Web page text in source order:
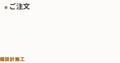
ご注文